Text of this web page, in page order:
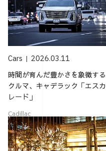
Cars 2026.03.11
時間が育んだ豊かさを象徴する
クルマ、キャデラック「エスカ
レード」
Cadillac